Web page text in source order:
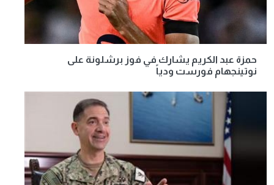
حمزة عبد الكريم يشارك في فوز برشلونة على
نوتينجهام فورست ودياً